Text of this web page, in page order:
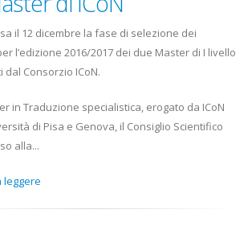
il 12 dicembre la fase di selezione dei
l’edizione 2016/2017 dei due Master di I livello
dal Consorzio ICoN.
in Traduzione specialistica, erogato da ICoN
di Pisa e Genova, il Consiglio Scientifico
alla...
leggere